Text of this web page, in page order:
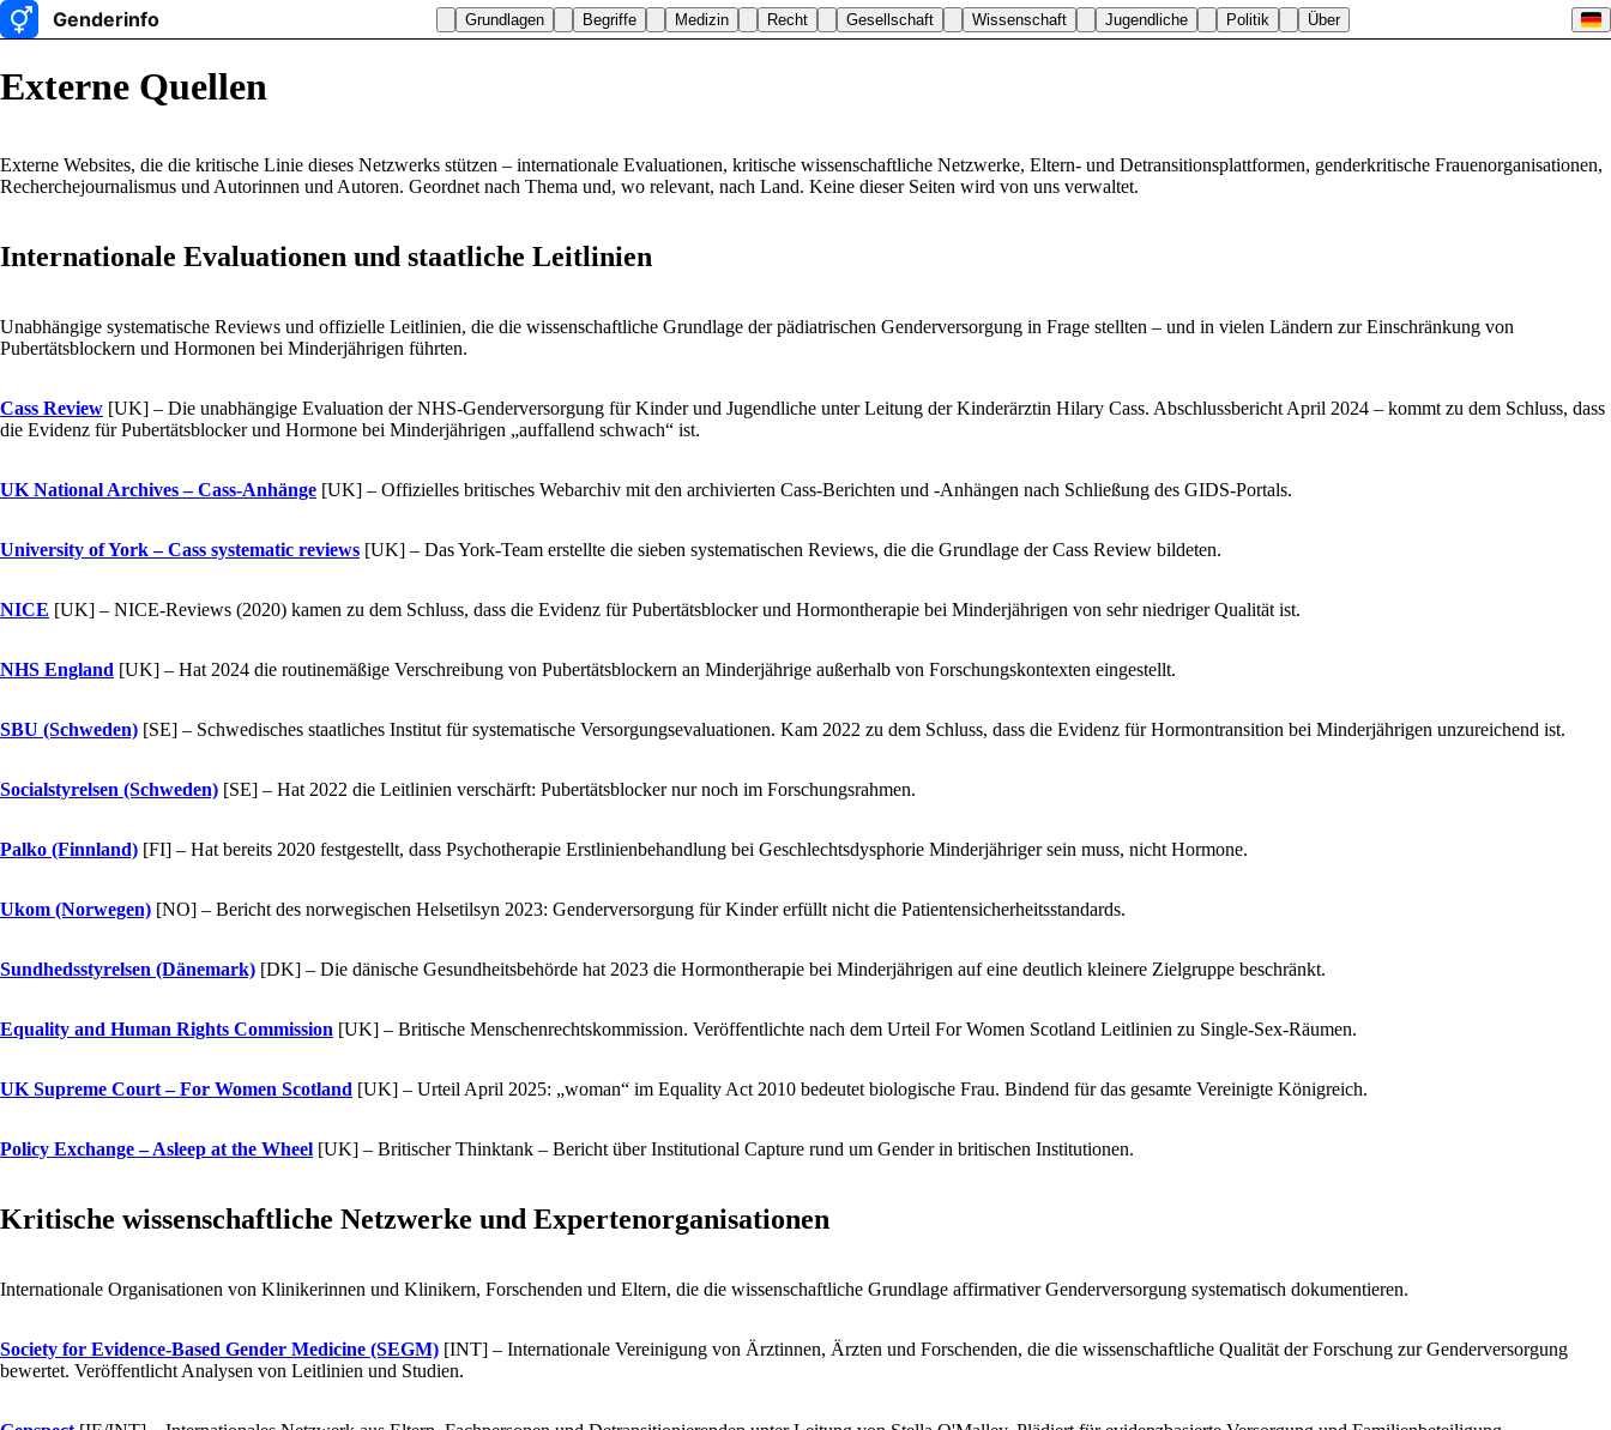
Grundlagen Begriffe Medizin Recht Gesellschaft Wissenschaft Jugendliche Politik Über
Externe Quellen
Externe Websites, die die kritische Linie dieses Netzwerks stützen – internationale Evaluationen, kritische wissenschaftliche Netzwerke, Eltern- und Detransitionsplattformen, genderkritische Frauenorganisationen,
Recherchejournalismus und Autorinnen und Autoren. Geordnet nach Thema und, wo relevant, nach Land. Keine dieser Seiten wird von uns verwaltet.
Internationale Evaluationen und staatliche Leitlinien
Unabhängige systematische Reviews und offizielle Leitlinien, die die wissenschaftliche Grundlage der pädiatrischen Genderversorgung in Frage stellten – und in vielen Ländern zur Einschränkung von
Pubertätsblockern und Hormonen bei Minderjährigen führten.
Cass Review [UK] – Die unabhängige Evaluation der NHS-Genderversorgung für Kinder und Jugendliche unter Leitung der Kinderärztin Hilary Cass. Abschlussbericht April 2024 – kommt zu dem Schluss, dass
die Evidenz für Pubertätsblocker und Hormone bei Minderjährigen „auffallend schwach“ ist.
UK National Archives – Cass-Anhänge [UK] – Offizielles britisches Webarchiv mit den archivierten Cass-Berichten und -Anhängen nach Schließung des GIDS-Portals.
University of York – Cass systematic reviews [UK] – Das York-Team erstellte die sieben systematischen Reviews, die die Grundlage der Cass Review bildeten.
NICE [UK] – NICE-Reviews (2020) kamen zu dem Schluss, dass die Evidenz für Pubertätsblocker und Hormontherapie bei Minderjährigen von sehr niedriger Qualität ist.
NHS England [UK] – Hat 2024 die routinemäßige Verschreibung von Pubertätsblockern an Minderjährige außerhalb von Forschungskontexten eingestellt.
SBU (Schweden) [SE] – Schwedisches staatliches Institut für systematische Versorgungsevaluationen. Kam 2022 zu dem Schluss, dass die Evidenz für Hormontransition bei Minderjährigen unzureichend ist.
Socialstyrelsen (Schweden) [SE] – Hat 2022 die Leitlinien verschärft: Pubertätsblocker nur noch im Forschungsrahmen.
Palko (Finnland) [FI] – Hat bereits 2020 festgestellt, dass Psychotherapie Erstlinienbehandlung bei Geschlechtsdysphorie Minderjähriger sein muss, nicht Hormone.
Ukom (Norwegen) [NO] – Bericht des norwegischen Helsetilsyn 2023: Genderversorgung für Kinder erfüllt nicht die Patientensicherheitsstandards.
Sundhedsstyrelsen (Dänemark) [DK] – Die dänische Gesundheitsbehörde hat 2023 die Hormontherapie bei Minderjährigen auf eine deutlich kleinere Zielgruppe beschränkt.
Equality and Human Rights Commission [UK] – Britische Menschenrechtskommission. Veröffentlichte nach dem Urteil For Women Scotland Leitlinien zu Single-Sex-Räumen.
UK Supreme Court – For Women Scotland [UK] – Urteil April 2025: „woman“ im Equality Act 2010 bedeutet biologische Frau. Bindend für das gesamte Vereinigte Königreich.
Policy Exchange – Asleep at the Wheel [UK] – Britischer Thinktank – Bericht über Institutional Capture rund um Gender in britischen Institutionen.
Kritische wissenschaftliche Netzwerke und Expertenorganisationen
Internationale Organisationen von Klinikerinnen und Klinikern, Forschenden und Eltern, die die wissenschaftliche Grundlage affirmativer Genderversorgung systematisch dokumentieren.
Society for Evidence-Based Gender Medicine (SEGM) [INT] – Internationale Vereinigung von Ärztinnen, Ärzten und Forschenden, die die wissenschaftliche Qualität der Forschung zur Genderversorgung
bewertet. Veröffentlicht Analysen von Leitlinien und Studien.